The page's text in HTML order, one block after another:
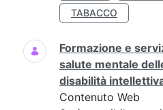
TABACCO
Formazione e
salute mentale
disabilità
Contenuto Web